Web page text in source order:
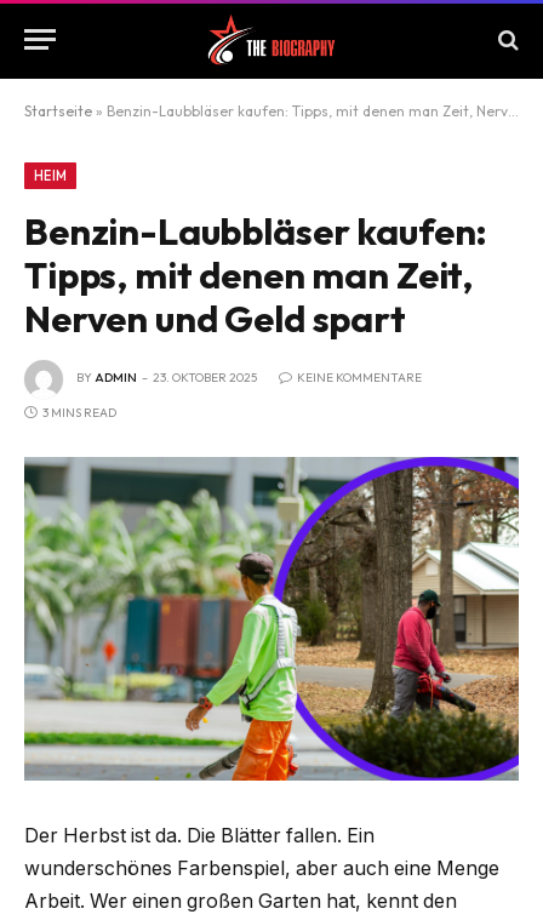
Startseite » Benzin-Laubbläser kaufen: Tipps, mit denen man Zeit, Nerven und Geld spart
HEIM
Benzin-Laubbläser kaufen:
Tipps, mit denen man Zeit,
Nerven und Geld spart
BYADMIN 23. OKTOBER 2025 KEINE KOMMENTARE
3 MINS READ
Der Herbst ist da. Die Blätter fallen. Ein
wunderschönes Farbenspiel, aber auch eine Menge
Arbeit. Wer einen großen Garten hat, kennt den